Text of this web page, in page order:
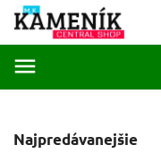
Najpredávanejšie